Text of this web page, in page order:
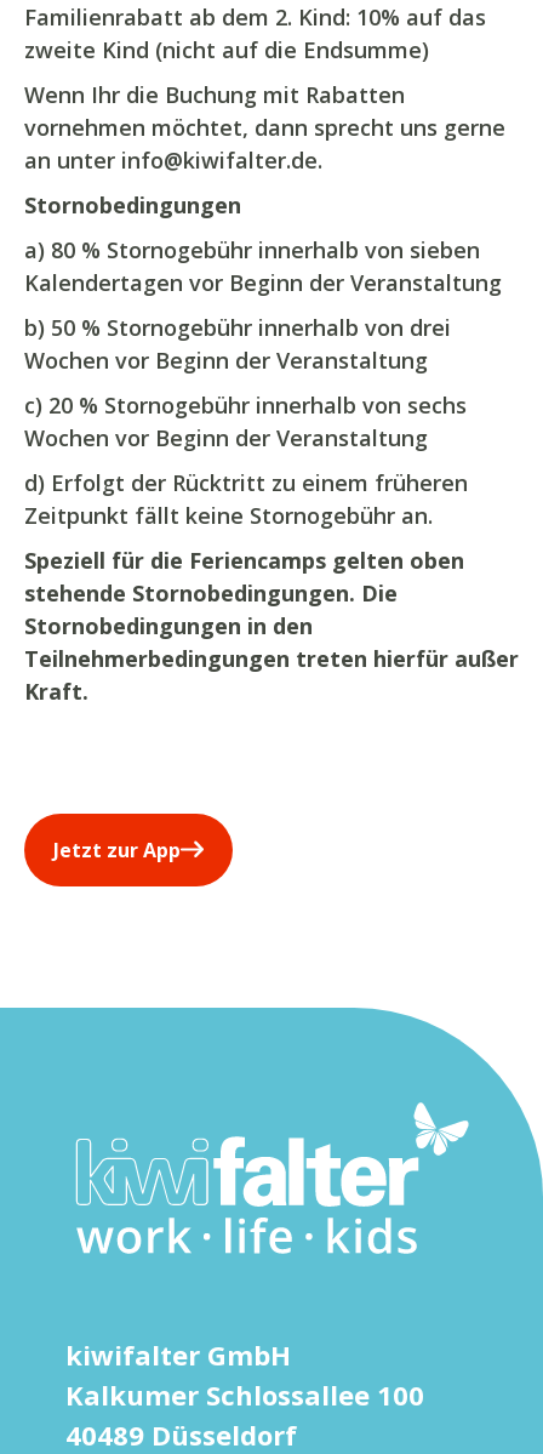
Familienrabatt ab dem 2. Kind: 10% auf das
zweite Kind (nicht auf die Endsumme)
Wenn Ihr die Buchung mit Rabatten
vornehmen möchtet, dann sprecht uns gerne
an unter info@kiwifalter.de.
Stornobedingungen
a) 80 % Stornogebühr innerhalb von sieben
Kalendertagen vor Beginn der Veranstaltung
b) 50 % Stornogebühr innerhalb von drei
Wochen vor Beginn der Veranstaltung
c) 20 % Stornogebühr innerhalb von sechs
Wochen vor Beginn der Veranstaltung
d) Erfolgt der Rücktritt zu einem früheren
Zeitpunkt fällt keine Stornogebühr an.
Speziell für die Feriencamps gelten oben
stehende Stornobedingungen. Die
Stornobedingungen in den
Teilnehmerbedingungen treten hierfür außer
Kraft.
Jetzt zur App
kiwifalter GmbH
Kalkumer Schlossallee 100
40489 Düsseldorf